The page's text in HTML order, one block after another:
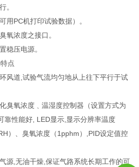
。
用PC机打印试验数据）。
氧浓度之接口。
稳压电源。
点
风道,试验气流均匀地从上往下平行于试
臭氧浓度﹑温湿度控制器（设置方式为
靠性能好, LED显示,显示分辨率温度
）、臭氧浓度（1pphm）,PID设定值控
源,无油干燥,保证气路系统长期工作的可